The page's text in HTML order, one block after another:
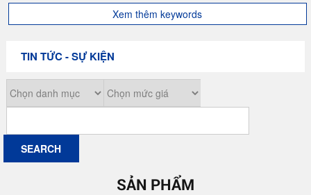
Xem thêm keywords
TIN TỨC - SỰ KIỆN
SẢN PHẨM